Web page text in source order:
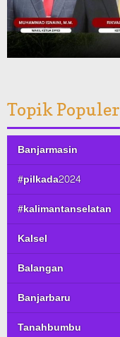
Topik Populer
Banjarmasin
#pilkada2024
#kalimantanselatan
Kalsel
Balangan
Banjarbaru
Tanahbumbu